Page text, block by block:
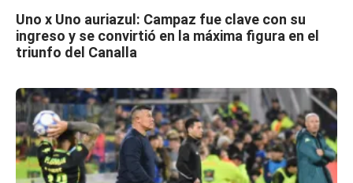
Uno x Uno auriazul: Campaz fue clave con su
ingreso y se convirtió en la máxima figura en el
triunfo del Canalla